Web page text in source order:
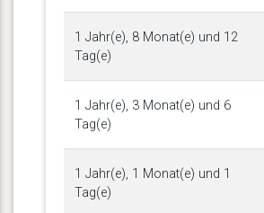
1 Jahr(e), 8 Monat(e) und 12
Tag(e)
1 Jahr(e), 3 Monat(e) und 6
Tag(e)
1 Jahr(e), 1 Monat(e) und 1
Tag(e)